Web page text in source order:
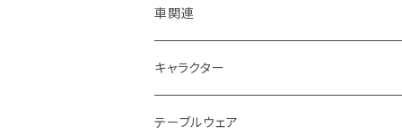
車関連
キャラクター
テーブルウェア